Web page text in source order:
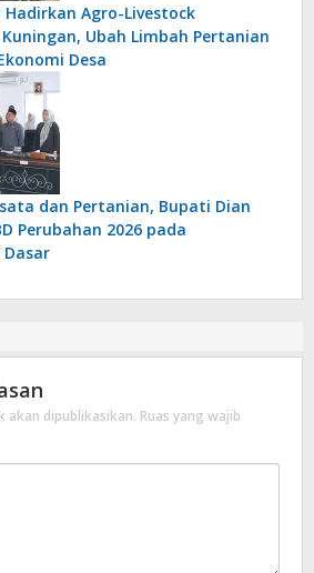
Hadirkan Agro-Livestock
Ubah Limbah Pertanian
Desa
dan Pertanian, Bupati Dian
Perubahan 2026 pada
akan dipublikasikan. Ruas yang wajib